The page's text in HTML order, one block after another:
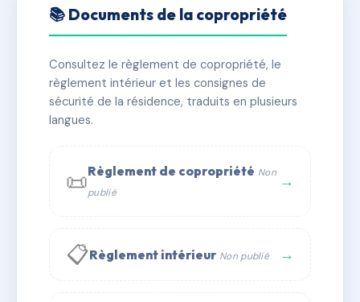
41 bis rue franz schubert
⚠ IMMATRICULEE_RATTACHEMENT_EXPIRE
🏠 11 lots
🏗 1 bâtiment(s)
📞 Contacter Syndic Digital 💬 WhatsApp
✉ Email
📚 Documents de la copropriété
Consultez le règlement de copropriété, le
règlement intérieur et les consignes de
sécurité de la résidence, traduits en plusieurs
langues.
📜Règlement de copropriété Non
publié
→
📋Règlement intérieur Non publié →